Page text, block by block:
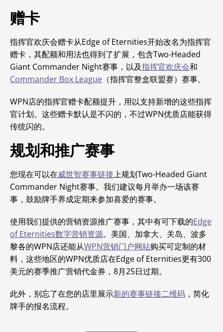
赠卡
指挥官欢庆会赠卡从Edge of Eternities开始改名为指挥官
赠卡 ，其配额和用法也得到了扩展，包含Two-Headed
Giant Commander Night赛事，以及指挥官欢庆会和
Commander Box League （指挥官整盒联盟赛）赛事。
WPN店的指挥官赠卡配额提升，用以支持新增的这些指挥
官计划。这些赠卡默认是不闪的，不过WPN优质店能获得
传统闪的。
规划和推广赛事
您现在可以在威世智赛事链接上规划Two-Headed Giant
Commander Night赛事。我们建议每月举办一场该赛
事，鼓励牌手养成定期来参加喜爱的赛事。
使用我们提供的营销资源推广赛事，其中有可下载的Edge
of Eternities数字营销资源。美国、加拿大、关岛、波多
黎各的WPN店还能从WPN营销门户网站购买可定制的材
料，这些地区的WPN优质店在Edge of Eternities更有300
美元的赛季推广营销代金券，8月25日过期。
此外，别忘了在您的店里展示新的赛事链接二维码 ，简化
牌手的报名流程。